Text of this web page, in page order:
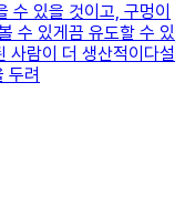
수 있을 것이고, 구멍이
수 있게끔 유도할 수 있
사람이 더 생산적이다설
두려